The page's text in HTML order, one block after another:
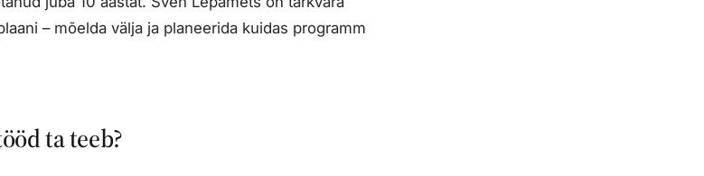
– mõelda välja ja planeerida kuidas programm
ta teeb?